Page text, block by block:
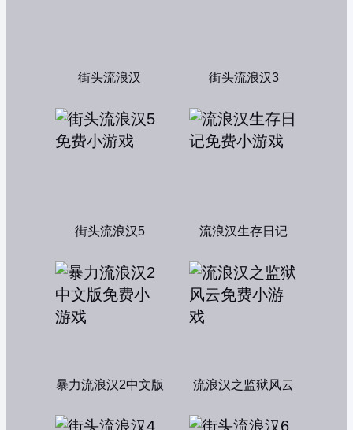
街头流浪汉 街头流浪汉3
街头流浪汉5 流浪汉生存日记
暴力流浪汉2中文版 流浪汉之监狱风云